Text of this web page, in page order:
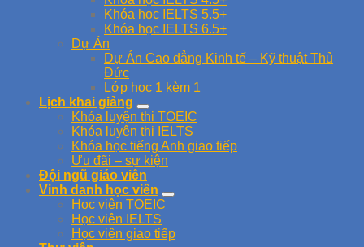
Khóa học IELTS 5.5+
Khóa học IELTS 6.5+
Dự Án
Dự Án Cao đẳng Kinh tế – Kỹ thuật Thủ
Đức
Lớp học 1 kèm 1
Lịch khai giảng
Khóa luyện thi TOEIC
Khóa luyện thi IELTS
Khóa học tiếng Anh giao tiếp
Ưu đãi – sự kiện
Đội ngũ giáo viên
Vinh danh học viên
Học viên TOEIC
Học viên IELTS
Học viên giao tiếp